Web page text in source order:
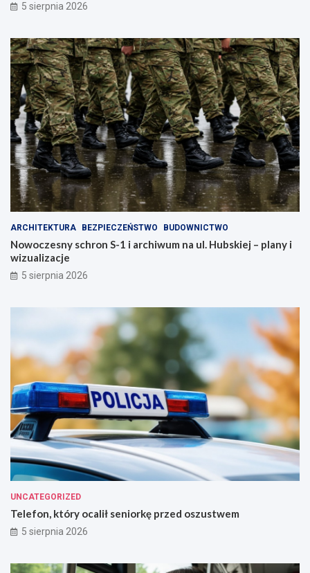
5 sierpnia 2026
ARCHITEKTURA BEZPIECZEŃSTWO BUDOWNICTWO
Nowoczesny schron S-1 i archiwum na ul. Hubskiej – plany i
wizualizacje
5 sierpnia 2026
UNCATEGORIZED
Telefon, który ocalił seniorkę przed oszustwem
5 sierpnia 2026